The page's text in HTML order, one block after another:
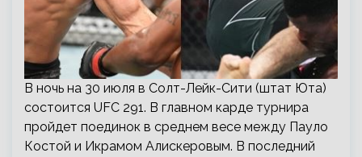
В ночь на 30 июля в Солт-Лейк-Сити (штат Юта)
состоится UFC 291. В главном карде турнира
пройдет поединок в среднем весе между Пауло
Костой и Икрамом Алискеровым. В последний